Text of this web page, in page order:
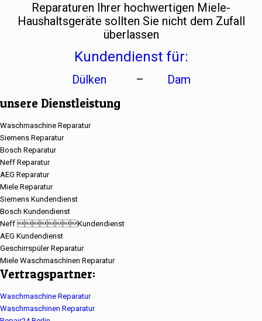
Reparaturen Ihrer hochwertigen Miele-
Haushaltsgeräte sollten Sie nicht dem Zufall
überlassen
Kundendienst für:
Dülken – Dam
unsere Dienstleistung
Waschmaschine Reparatur
Siemens Reparatur
Bosch Reparatur
Neff Reparatur
AEG Reparatur
Miele Reparatur
Siemens Kundendienst
Bosch Kundendienst
Neff Kundendienst
AEG Kundendienst
Geschirrspüler Reparatur
Miele Waschmaschinen Reparatur
Vertragspartner:
Waschmaschine Reparatur
Waschmaschinen Reparatur